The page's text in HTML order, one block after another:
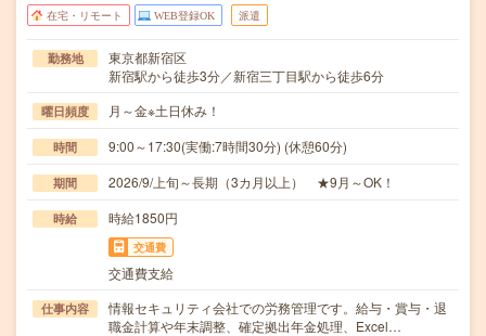
在宅・リモート WEB登録OK 派遣
勤務地
東京都新宿区
新宿駅から徒歩3分／新宿三丁目駅から徒歩6分
曜日頻度 月～金※土日休み！
時間 9:00～17:30(実働:7時間30分) (休憩60分)
期間 2026/9/上旬～長期（3カ月以上） ★9月～OK！
時給 時給1850円
交通費
交通費支給
仕事内容
情報セキュリティ会社での労務管理です。給与・賞与・退
職金計算や年末調整、確定拠出年金処理、Excel…